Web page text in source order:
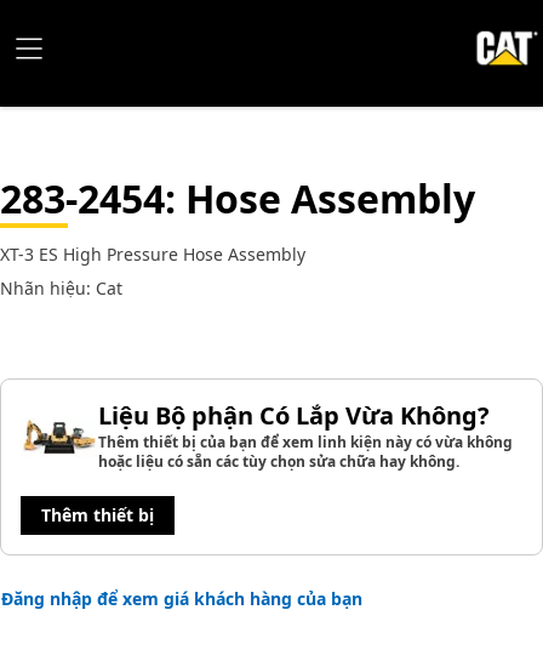
283-2454: Hose Assembly
XT-3 ES High Pressure Hose Assembly
Nhãn hiệu: Cat
Liệu Bộ phận Có Lắp Vừa Không?
Thêm thiết bị của bạn để xem linh kiện này có vừa không
hoặc liệu có sẵn các tùy chọn sửa chữa hay không.
Thêm thiết bị
Đăng nhập để xem giá khách hàng của bạn